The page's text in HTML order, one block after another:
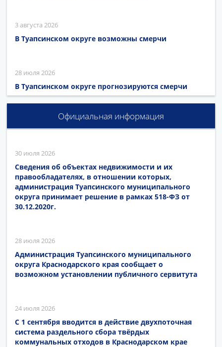
3 августа 2026
В Туапсинском округе возможны смерчи
28 июля 2026
В Туапсинском округе прогнозируются смерчи
Официальная информация
30 июля 2026
Сведения об объектах недвижимости и их
правообладателях, в отношении которых,
администрация Туапсинского муниципального
округа принимает решение в рамках 518-ФЗ от
30.12.2020г.
28 июля 2026
Администрация Туапсинского муниципального
округа Краснодарского края сообщает о
возможном установлении публичного сервитута
24 июля 2026
С 1 сентября вводится в действие двухпоточная
система раздельного сбора твёрдых
коммунальных отходов в Краснодарском крае